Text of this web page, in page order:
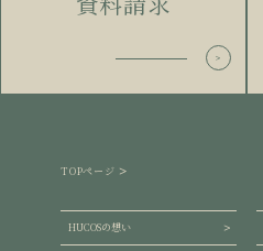
TOPページ
HUCOSの想い